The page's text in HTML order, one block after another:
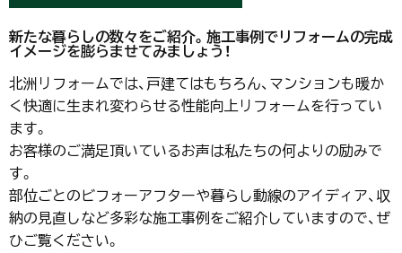
新たな暮らしの数々をご紹介。施工事例でリフォームの完成
イメージを膨らませてみましょう！
北洲リフォームでは、戸建てはもちろん、マンションも暖か
く快適に生まれ変わらせる性能向上リフォームを行ってい
ます。
お客様のご満足頂いているお声は私たちの何よりの励みで
す。
部位ごとのビフォーアフターや暮らし動線のアイディア、収
納の見直しなど多彩な施工事例をご紹介していますので、ぜ
ひご覧ください。